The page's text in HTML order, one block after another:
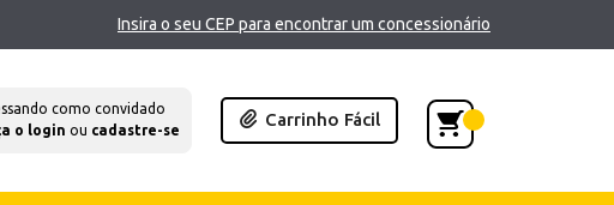
Insira o seu CEP para encontrar um concessionário
como convidado
o login ou cadastre-se
Carrinho Fácil